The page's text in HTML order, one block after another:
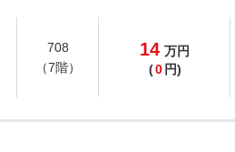
708
（7階）
14 万円
(0 円)